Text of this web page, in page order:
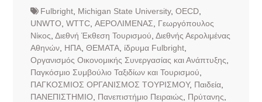
Fulbright, Michigan State University, OECD,
UNWTO WTTC, ΑΕΡΟΛΙΜΕΝΑΣ
Γεωργόπουλος
Νίκος Διεθνή Έκθεση Τουρισμού Διεθνής Αερολιμένας
Αθηνών, ΗΠΑ, ΘΕΜΑΤΑ, ίδρυμα Fulbright,
Οργανισμός Οικονομικής Συνεργασίας και Ανάπτυξης
Παγκόσμιο Συμβούλιο Ταξιδίων και Τουρισμού
ΠΑΓΚΟΣΜΙΟΣ ΟΡΓΑΝΙΣΜΟΣ ΤΟΥΡΙΣΜΟΥ, Παιδεία,
ΠΑΝΕΠΙΣΤΗΜΙΟ
Πανεπιστήμιο Πειραιώς Πρύτανης